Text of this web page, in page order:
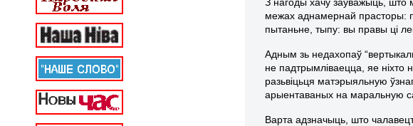
межах аднамернай прасторы:
пытаньне, тыпу: вы правы ці
Адным зь недахопаў
не падтрымліваецца, яе
разьвіцьця матэрыяльную
арыентаваных на маральную
Варта адзначыць, што